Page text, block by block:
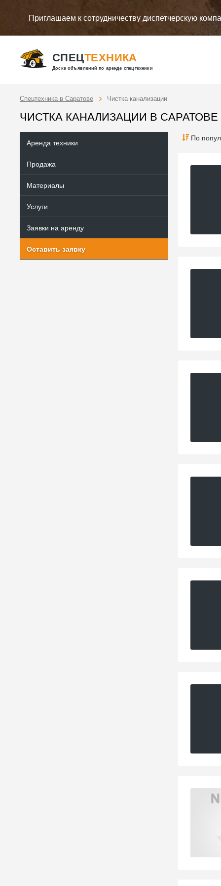
Приглашаем к сотрудничеству диспетчерскую
СПЕЦТЕХНИКА
Доска объявлений по аренде спецтехники
Спецтехника в Саратове Чистка канализации
ЧИСТКА КАНАЛИЗАЦИИ В
Аренда техники
Продажа
Материалы
Услуги
Заявки на аренду
Оставить заявку
По